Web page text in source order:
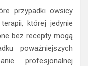
przypadki owsicy
której jedynie
bez recepty mogą
poważniejszych
profesjonalnej